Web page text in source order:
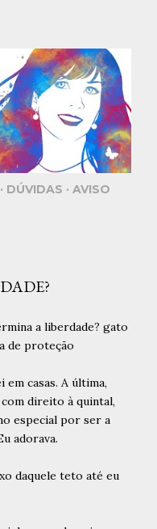
DÚVIDAS AVISO
casas. A última,
direito à quintal,
especial por ser a
adorava.
daquele teto até eu